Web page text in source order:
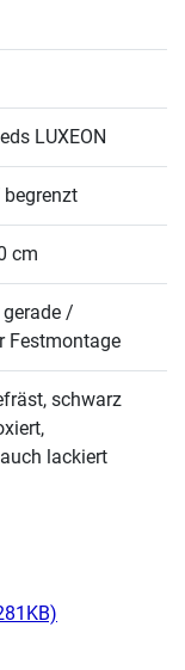
LUXEON
cm
/
Festmontage
schwarz
lackiert